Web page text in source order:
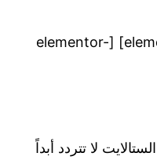
[elementor-template id=”1077″] [elementor-
لا تتردد أبداً